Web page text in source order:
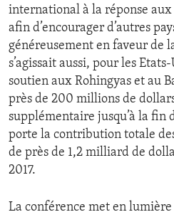
international à la réponse
afin d’encourager d’autres
généreusement en faveur de
s’agissait aussi, pour les
soutien aux Rohingyas et au
près de 200 millions de
supplémentaire jusqu’à la fin
porte la contribution totale
de près de 1,2 milliard de
2017.
La conférence met en